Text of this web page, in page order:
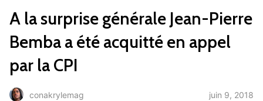
A la surprise générale Jean-Pierre
Bemba a été acquitté en appel
par la CPI
conakrylemag juin 9, 2018